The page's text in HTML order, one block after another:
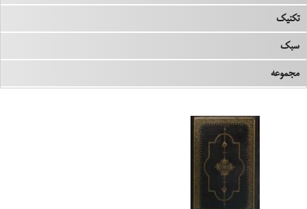
تکنیک
سبک
مجموعه